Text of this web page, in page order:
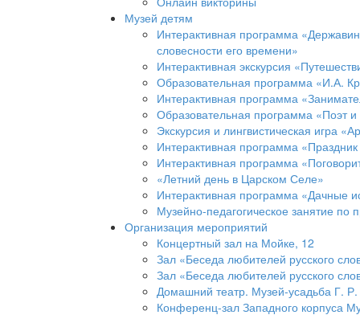
Музей детям
Интерактивная программа
словесности его времени»
Интерактивная экскурсия
Образовательная программа «И.А.
Интерактивная программа
Образовательная программа «Поэт
Экскурсия и лингвистическая игра
Интерактивная программа
Интерактивная программа
«Летний день в Царском Селе»
Интерактивная программа «Дачные
Музейно-педагогическое занятие
Организация мероприятий
Концертный зал на Мойке, 12
Зал «Беседа любителей русского
Зал «Беседа любителей русского
Домашний театр. Музей-усадьба Г.
Конференц-зал Западного корпуса